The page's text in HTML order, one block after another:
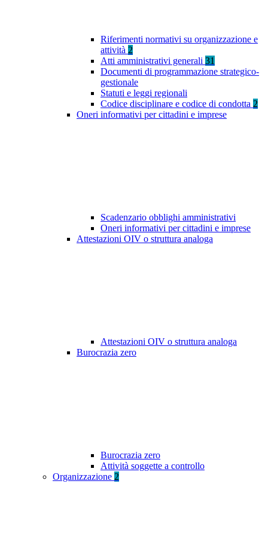
Riferimenti normativi su organizzazione e
attività 2
Atti amministrativi generali 31
Documenti di programmazione strategico-
gestionale
Statuti e leggi regionali
Codice disciplinare e codice di condotta 2
Oneri informativi per cittadini e imprese
Scadenzario obblighi amministrativi
Oneri informativi per cittadini e imprese
Attestazioni OIV o struttura analoga
Attestazioni OIV o struttura analoga
Burocrazia zero
Burocrazia zero
Attività soggette a controllo
Organizzazione 2